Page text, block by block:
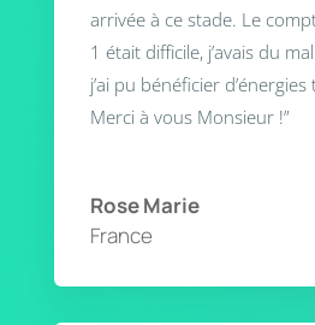
arrivée à ce stade. Le
1 était difficile, j’avais du
j’ai pu bénéficier
Merci à vous Monsieur !”
Rose Marie
France